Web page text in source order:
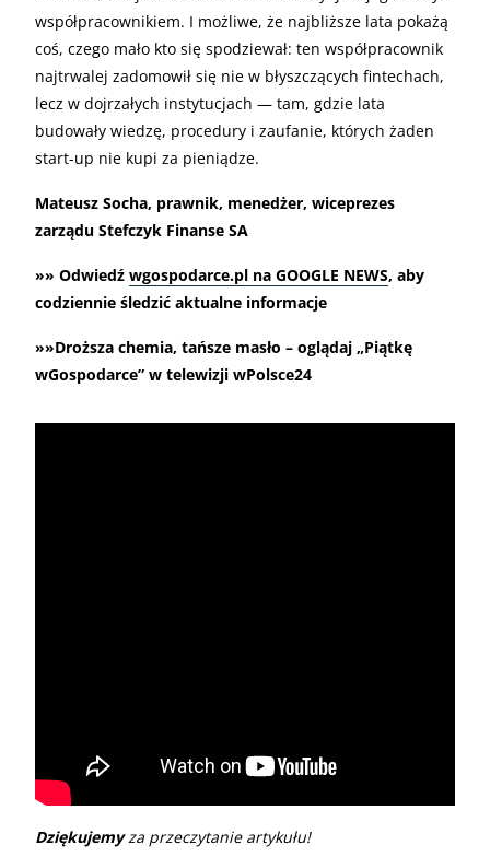
współpracownikiem. I możliwe, że najbliższe lata pokażą
coś, czego mało kto się spodziewał: ten współpracownik
najtrwalej zadomowił się nie w błyszczących fintechach,
lecz w dojrzałych instytucjach — tam, gdzie lata
budowały wiedzę, procedury i zaufanie, których żaden
start-up nie kupi za pieniądze.
Mateusz Socha, prawnik, menedżer, wiceprezes
zarządu Stefczyk Finanse SA
»» Odwiedź wgospodarce.pl na GOOGLE NEWS, aby
codziennie śledzić aktualne informacje
»»Droższa chemia, tańsze masło – oglądaj „Piątkę
wGospodarce” w telewizji wPolsce24
Dziękujemyza przeczytanie artykułu!